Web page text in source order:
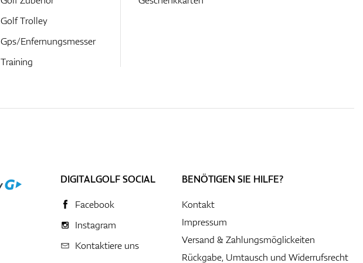
Golf Trolley
Gps/Enfernungsmesser
Training
DIGITALGOLF SOCIAL
Facebook
Instagram
Kontaktiere uns
BENÖTIGEN SIE HILFE?
Kontakt
Impressum
Versand & Zahlungsmöglickeiten
Rückgabe, Umtausch und Widerrufsrecht